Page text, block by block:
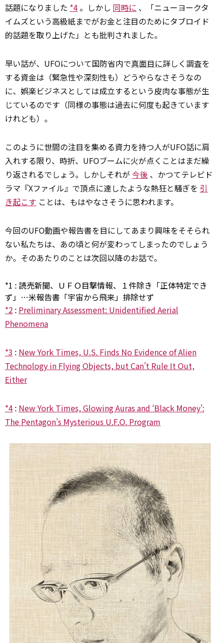
話題になりました *4 。しかし 同時に 、「ニューヨークタ
イムズという高級紙までがお金と注目のためにタブロイド
的話題を取り上げた」とも批判されました。
早い話が、UFOについて国防省内で真面目に詳しく調査を
する資金は（緊急性や深刻性も）どうやらなさそうなの
に、娯楽ビジネスとしては成立するという皮肉な事態が生
じているのです（同様の事態は過去に何度も起きています
けれども）。
このように世間の注目を集める資力を持つ人がUFO話に肩
入れする限り、時折、UFOブームに火が点くことはまだ繰
り返されるでしょう。しかしそれが 今後 、かつてテレビド
ラマ『Xファイル』で頂点に達したような熱狂と騒ぎを 引
き起こす ことは、もはやなさそうに思われます。
今回のUFO動画や報告書を目にしてあまり興味をそそられ
ない私たちは、あの頃と何が変わってしまったのでしょう
か。そのあたりのことは次回以降のお話で。
*1 : 読売新聞、ＵＦＯ目撃情報、１件除き「正体特定でき
ず」…米報告書「宇宙から飛来」排除せず
*2 : Preliminary Assessment: Unidentified Aerial
Phenomena
*3 : New York Times, U.S. Finds No Evidence of Alien
Technology in Flying Objects, but Can’t Rule It Out,
Either
*4 : New York Times, Glowing Auras and ‘Black Money’:
The Pentagon’s Mysterious U.F.O. Program